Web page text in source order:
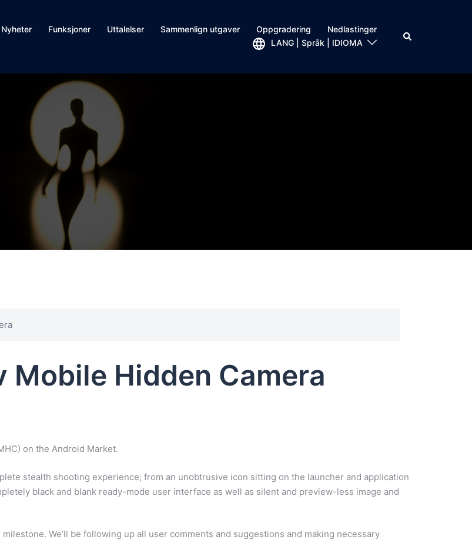
Nyheter Funksjoner Uttalelser Sammenlign utgaver Oppgradering
Nedlastinger
LANG | Språk | IDIOMA
Mobile Hidden Camera
on the Android Market.
stealth shooting experience; from an unobtrusive icon sitting on the launcher and application
black and blank ready-mode user interface as well as silent and preview-less image and
We’ll be following up all user comments and suggestions and making necessary